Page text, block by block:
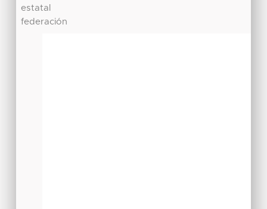
estatal
federación